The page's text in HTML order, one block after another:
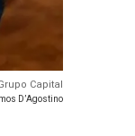
Capital
D’Agostino